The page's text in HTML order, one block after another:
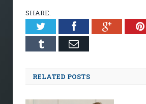
SHARE.
TwitterFacebookGoogle+
Tumblr Email
RELATED POSTS